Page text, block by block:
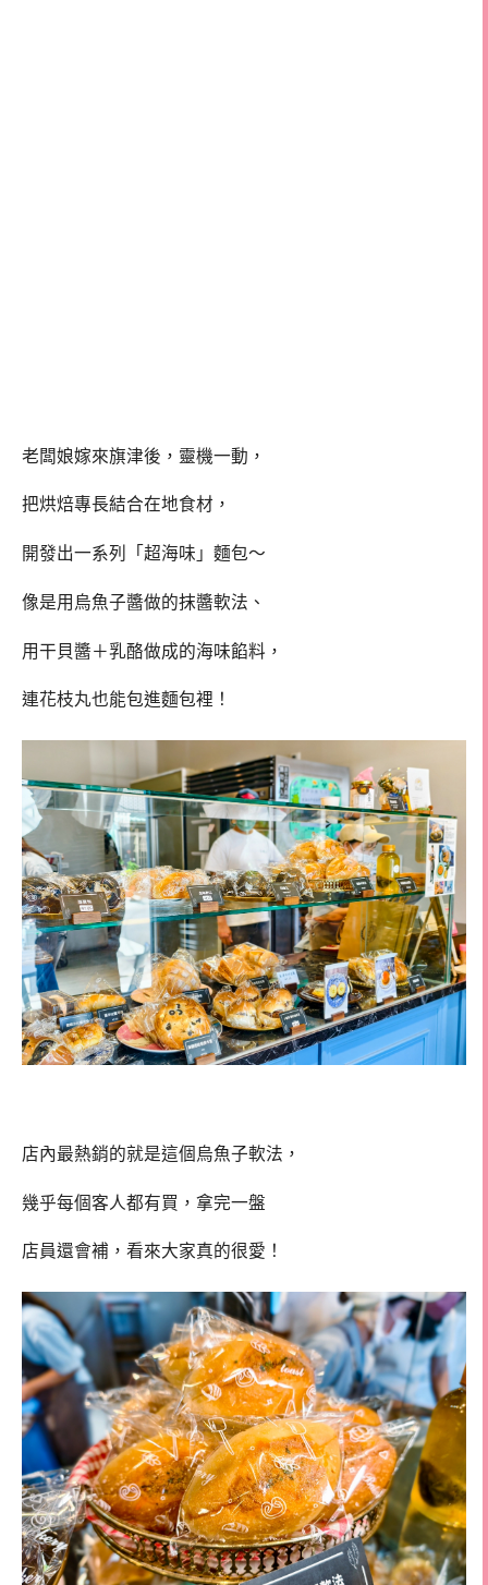
老闆娘嫁來旗津後，靈機一動，
把烘焙專長結合在地食材，
開發出一系列「超海味」麵包～
像是用烏魚子醬做的抹醬軟法、
用干貝醬＋乳酪做成的海味餡料，
連花枝丸也能包進麵包裡！
店內最熱銷的就是這個烏魚子軟法，
幾乎每個客人都有買，拿完一盤
店員還會補，看來大家真的很愛！